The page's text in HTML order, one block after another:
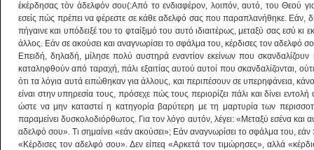
ἐκέρδησας τὸν ἀδελφόν σου(:Από το ενδιαφέρον, λοιπόν, αυτό, του Θεού
εσείς πώς πρέπει να φέρεστε σε κάθε αδελφό σας που παραπλανήθηκε. Εάν,
πήγαινε και υπόδειξέ του το φταίξιμό του αυτό ιδιαιτέρως, μεταξύ σας εσύ κι
άλλος. Εάν σε ακούσει και αναγνωρίσει το σφάλμα του, κέρδισες τον αδελφό
Επειδή, δηλαδή, μίλησε πολύ αυστηρά εναντίον εκείνων που
καταληφθούν από ταραχή, πάλι εξαιτίας αυτού αυτοί που σκανδαλίζονται,
ότι τα λόγια αυτά ειπώθηκαν για άλλους, και περιπέσουν σε υπερηφάνεια,
είναι στην υπηρεσία τους, πρόσεχε πώς τους περιορίζει πάλι και δίνει
ώστε να μην καταστεί η κατηγορία βαρύτερη με τη μαρτυρία των
παραμείνει δυσκολοδιόρθωτος. Για τον λόγο αυτόν, λέγει: «Μεταξύ εσένα και
αδελφό σου». Τι σημαίνει «εάν ακούσει»; Εάν αναγνωρίσει το σφάλμα του, εάν
«Κέρδισες τον αδελφό σου». Δεν είπεq «Αρκετά τον τιμώρησες», αλλά